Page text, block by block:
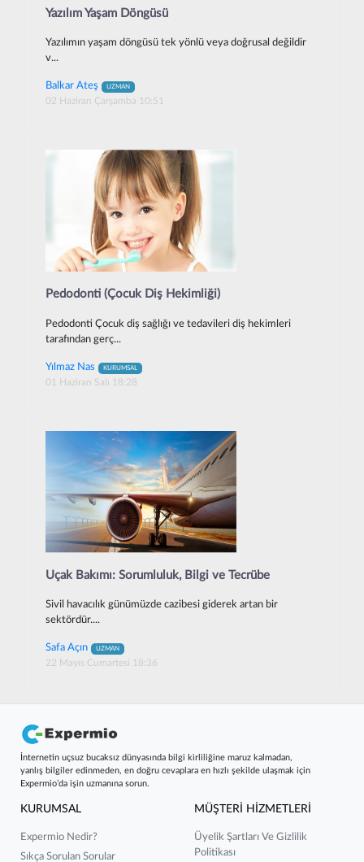
Yazılım Yaşam Döngüsü
Yazılımın yaşam döngüsü tek yönlü veya doğrusal değildir
v...
Balkar Ateş UZMAN
02 Haziran Çarşamba 10:51
Pedodonti (Çocuk Diş Hekimliği)
Pedodonti Çocuk diş sağlığı ve tedavileri diş hekimleri
tarafından gerç...
Yılmaz Nas KURUMSAL
01 Haziran Salı 18:28
Uçak Bakımı: Sorumluluk, Bilgi ve Tecrübe
Sivil havacılık günümüzde cazibesi giderek artan bir
sektördür....
Safa Açın UZMAN
22 Mayıs Cumartesi 18:36
İnternetin uçsuz bucaksız dünyasında bilgi kirliliğine maruz kalmadan,
yanlış bilgiler edinmeden, en doğru cevaplara en hızlı şekilde ulaşmak için
Expermio’da işin uzmanına sorun.
KURUMSAL
Expermio Nedir?
Sıkça Sorulan Sorular
MÜŞTERİ HİZMETLERİ
Üyelik Şartları Ve Gizlilik
Politikası